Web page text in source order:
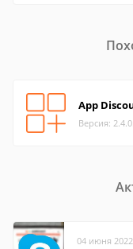
App
Версия:
04 июня 2022